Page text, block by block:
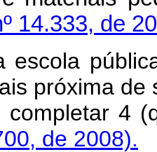
14.333, de
escola
próxima
completar
de 2008).